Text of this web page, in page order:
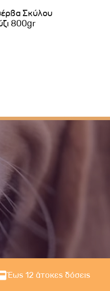
Σκύλου
Adult Αρνί & Ρύζι 800gr
Έως 12 άτοκες δόσεις